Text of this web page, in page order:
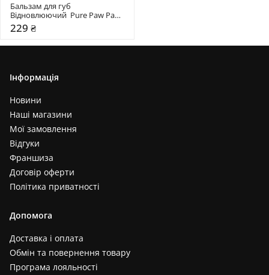
Бальзам для губ
Відновлюючий  Pure Paw Paw
15 гр
229 ₴
Інформація
Новини
Наші магазини
Мої замовлення
Відгуки
Франшиза
Договір оферти
Політика приватності
Допомога
Доставка і оплата
Обмін та повернення товару
Програма лояльності